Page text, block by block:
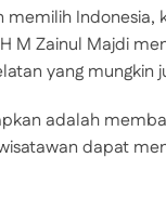
memilih
M Zainul Majdi
yang mungkin
adalah
dapat